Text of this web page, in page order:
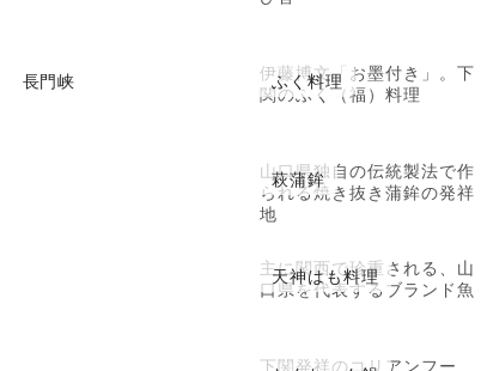
長門峡 ふく料理
伊藤博文「お墨付き」。下
関のふく（福）料理
萩蒲鉾
山口県独自の伝統製法で作
られる焼き抜き蒲鉾の発祥
地
天神はも料理
主に関西で珍重される、山
口県を代表するブランド魚
下関発祥のコリアンフー